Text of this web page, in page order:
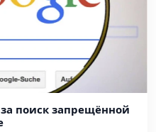
поиск запрещённой